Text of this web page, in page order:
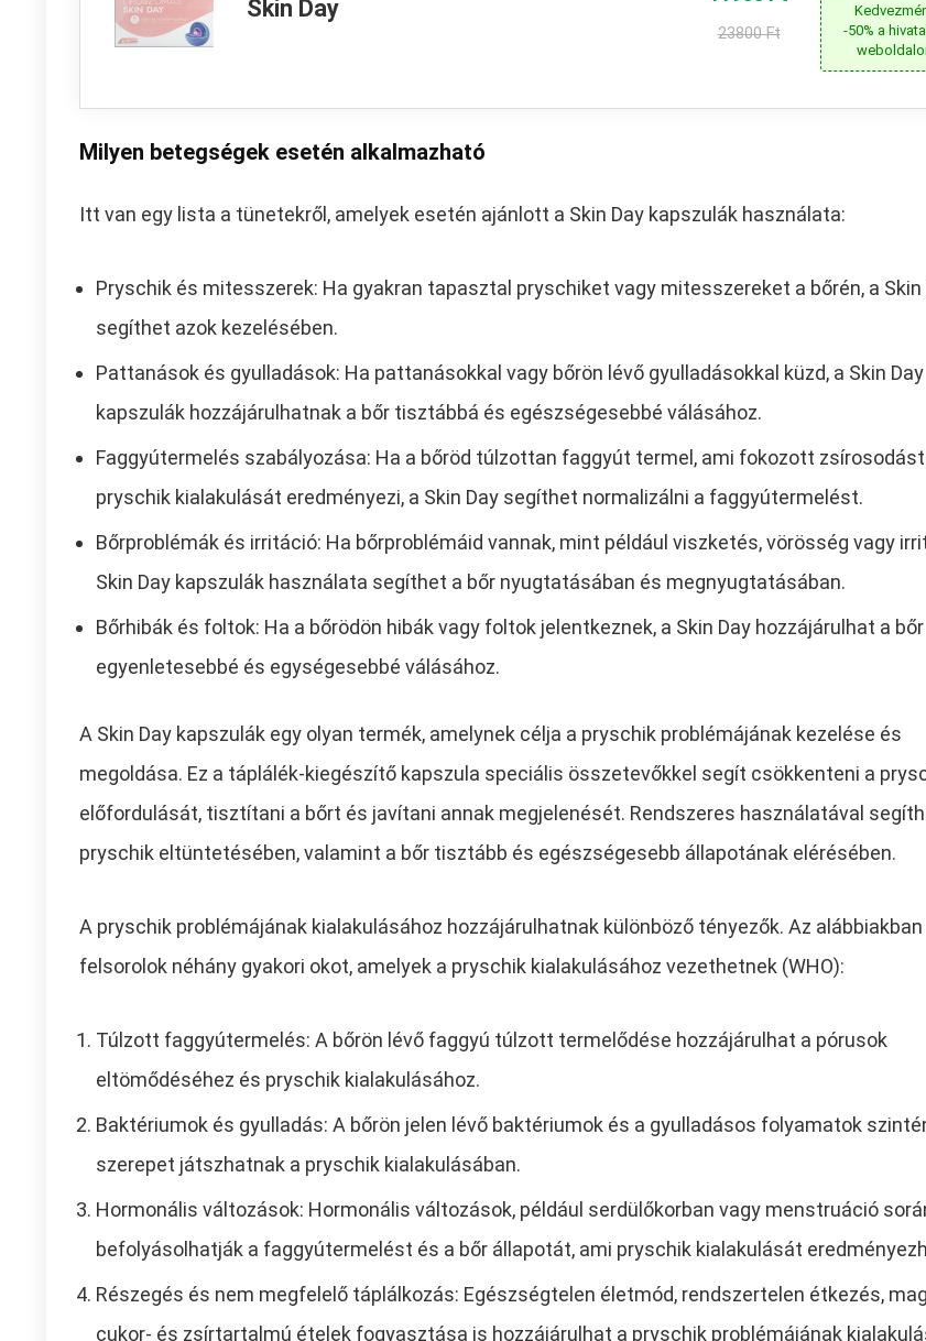
Skin Day
23800 Ft
-50% a
Milyen betegségek esetén alkalmazható
Itt van egy lista a tünetekről, amelyek esetén ajánlott a Skin Day kapszulák használata:
Pryschik és mitesszerek: Ha gyakran tapasztal pryschiket vagy mitesszereket a bőrén, a Skin
segíthet azok kezelésében.
Pattanások és gyulladások: Ha pattanásokkal vagy bőrön lévő gyulladásokkal küzd, a Skin Day
kapszulák hozzájárulhatnak a bőr tisztábbá és egészségesebbé válásához.
Faggyútermelés szabályozása: Ha a bőröd túlzottan faggyút termel, ami fokozott
pryschik kialakulását eredményezi, a Skin Day segíthet normalizálni a faggyútermelést.
Bőrproblémák és irritáció: Ha bőrproblémáid vannak, mint például viszketés, vörösség vagy
Skin Day kapszulák használata segíthet a bőr nyugtatásában és megnyugtatásában.
Bőrhibák és foltok: Ha a bőrödön hibák vagy foltok jelentkeznek, a Skin Day hozzájárulhat a bőr
egyenletesebbé és egységesebbé válásához.
A Skin Day kapszulák egy olyan termék, amelynek célja a pryschik problémájának kezelése és
megoldása. Ez a táplálék-kiegészítő kapszula speciális összetevőkkel segít csökkenteni a
előfordulását, tisztítani a bőrt és javítani annak megjelenését. Rendszeres használatával
pryschik eltüntetésében, valamint a bőr tisztább és egészségesebb állapotának elérésében.
A pryschik problémájának kialakulásához hozzájárulhatnak különböző tényezők. Az alábbiakban
felsorolok néhány gyakori okot, amelyek a pryschik kialakulásához vezethetnek (WHO):
Túlzott faggyútermelés: A bőrön lévő faggyú túlzott termelődése hozzájárulhat a pórusok
eltömődéséhez és pryschik kialakulásához.
Baktériumok és gyulladás: A bőrön jelen lévő baktériumok és a gyulladásos folyamatok
szerepet játszhatnak a pryschik kialakulásában.
Hormonális változások: Hormonális változások, például serdülőkorban vagy menstruáció
befolyásolhatják a faggyútermelést és a bőr állapotát, ami pryschik kialakulását
Részegés és nem megfelelő táplálkozás: Egészségtelen életmód, rendszertelen étkezés,
cukor- és zsírtartalmú ételek fogyasztása is hozzájárulhat a pryschik problémájának